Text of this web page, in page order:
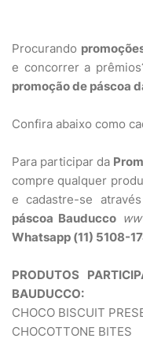
Procurando
e concorrer a
promoção de páscoa
Confira abaixo como
Para participar da
compre qualquer
e cadastre-se
páscoa Bauducco
Whatsapp (11) 5108-
PRODUTOS
BAUDUCCO:
CHOCO BISCUIT
CHOCOTTONE BITES